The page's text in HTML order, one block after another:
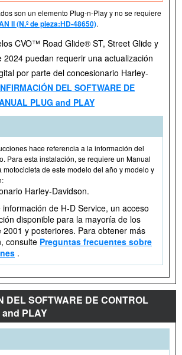
son un elemento Plug-n-Play y no se requiere
II (N.º de pieza:HD-48650).
CVO™ Road Glide® ST, Street Glide y
2024 puedan requerir una actualización
por parte del concesionario Harley-
DEL SOFTWARE DE
PLUG and PLAY
hace referencia a la información del
Para esta instalación, se requiere un Manual
motocicleta de este modelo del año y modelo y
Harley-Davidson.
información de H-D Service, un acceso
disponible para la mayoría de los
2001 y posteriores. Para obtener más
consulte Preguntas frecuentes sobre
.
DEL SOFTWARE DE CONTROL
PLAY